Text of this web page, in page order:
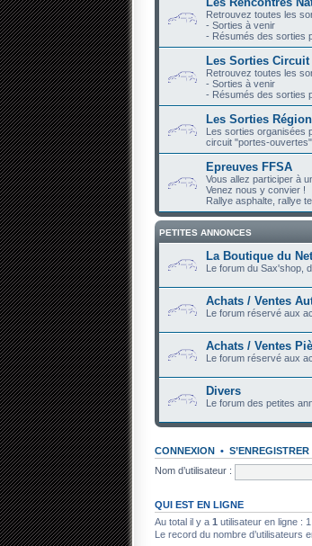
Retrouvez toutes les
- Sorties à venir
- Résumés des sorties
Les Sorties Circuit
Retrouvez toutes les
- Sorties à venir
- Résumés des sorties
Les Sorties
Les sorties organisées
circuit "portes-
Epreuves FFSA
Vous allez participer à
Venez nous y convier !
Rallye asphalte, rallye
PETITES ANNONCES
La Boutique du
Le forum du Sax'shop,
Achats / Ventes
Le forum réservé aux
Achats / Ventes
Le forum réservé aux
Divers
Le forum des petites
CONNEXION • S’ENREGISTRER
Nom d’utilisateur :
QUI EST EN LIGNE
Au total il y a 1 utilisateur en ligne :
Le record du nombre d’utilisateurs